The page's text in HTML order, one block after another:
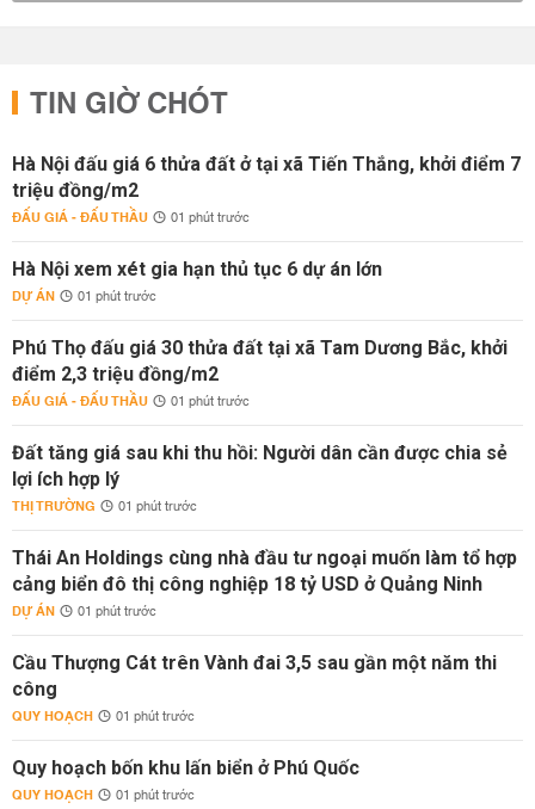
TIN GIỜ CHÓT
Hà Nội đấu giá 6 thửa đất ở tại xã Tiến Thắng, khởi điểm 7
triệu đồng/m2
ĐẤU GIÁ - ĐẤU THẦU 01 phút trước
Hà Nội xem xét gia hạn thủ tục 6 dự án lớn
DỰ ÁN 01 phút trước
Phú Thọ đấu giá 30 thửa đất tại xã Tam Dương Bắc, khởi
điểm 2,3 triệu đồng/m2
ĐẤU GIÁ - ĐẤU THẦU 01 phút trước
Đất tăng giá sau khi thu hồi: Người dân cần được chia sẻ
lợi ích hợp lý
THỊ TRƯỜNG 01 phút trước
Thái An Holdings cùng nhà đầu tư ngoại muốn làm tổ hợp
cảng biển đô thị công nghiệp 18 tỷ USD ở Quảng Ninh
DỰ ÁN 01 phút trước
Cầu Thượng Cát trên Vành đai 3,5 sau gần một năm thi
công
QUY HOẠCH 01 phút trước
Quy hoạch bốn khu lấn biển ở Phú Quốc
QUY HOẠCH 01 phút trước